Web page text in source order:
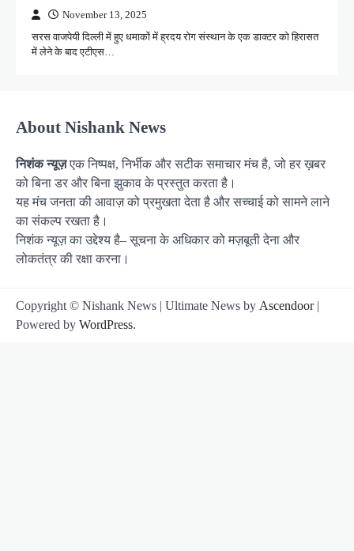
November 13, 2025
सरस वाजपेयी दिल्ली में हुए धमाकों में ह्रदय रोग संस्थान के एक डाक्टर को हिरासत
में लेने के बाद एटीएस…
About Nishank News
निशंक न्यूज़एक निष्पक्ष, निर्भीक और सटीक समाचार मंच है, जो हर ख़बर
को बिना डर और बिना झुकाव के प्रस्तुत करता है।
यह मंच जनता की आवाज़ को प्रमुखता देता है और सच्चाई को सामने लाने
का संकल्प रखता है।
निशंक न्यूज़ का उद्देश्य है– सूचना के अधिकार को मज़बूती देना और
लोकतंत्र की रक्षा करना।
Copyright © Nishank News | Ultimate News by Ascendoor|
Powered by WordPress.